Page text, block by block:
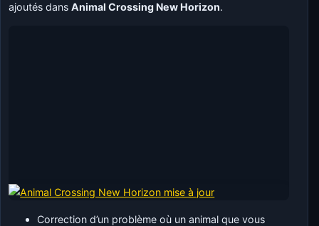
ajoutés dansAnimal Crossing New Horizon.
Correction d’un problème où un animal que vous